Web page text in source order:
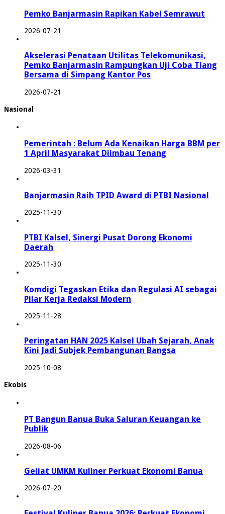
Pemko Banjarmasin Rapikan Kabel Semrawut
2026-07-21
Akselerasi Penataan Utilitas Telekomunikasi,
Pemko Banjarmasin Rampungkan Uji Coba Tiang
Bersama di Simpang Kantor Pos
2026-07-21
Nasional
Pemerintah : Belum Ada Kenaikan Harga BBM per
1 April Masyarakat Diimbau Tenang
2026-03-31
Banjarmasin Raih TPID Award di PTBI Nasional
2025-11-30
PTBI Kalsel, Sinergi Pusat Dorong Ekonomi
Daerah
2025-11-30
Komdigi Tegaskan Etika dan Regulasi AI sebagai
Pilar Kerja Redaksi Modern
2025-11-28
Peringatan HAN 2025 Kalsel Ubah Sejarah, Anak
Kini Jadi Subjek Pembangunan Bangsa
2025-10-08
Ekobis
PT Bangun Banua Buka Saluran Keuangan ke
Publik
2026-08-06
Geliat UMKM Kuliner Perkuat Ekonomi Banua
2026-07-20